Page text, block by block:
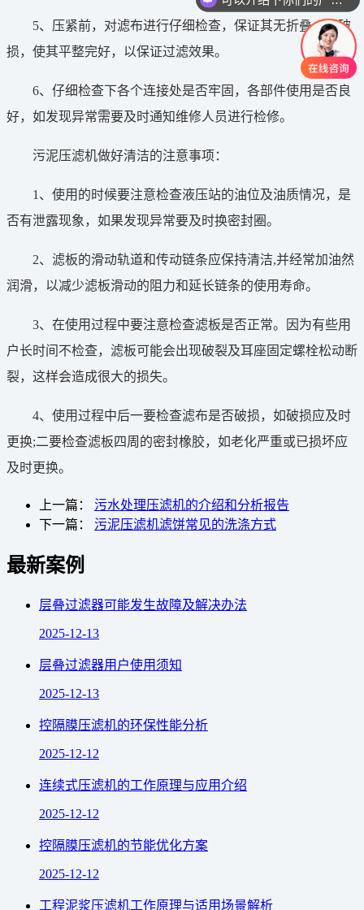
5、压紧前，对滤布进行仔细检查，保证其无折叠、无破
损，使其平整完好，以保证过滤效果。
6、仔细检查下各个连接处是否牢固，各部件使用是否良
好，如发现异常需要及时通知维修人员进行检修。
污泥压滤机做好清洁的注意事项：
1、使用的时候要注意检查液压站的油位及油质情况，是
否有泄露现象，如果发现异常要及时换密封圈。
2、滤板的滑动轨道和传动链条应保持清洁,并经常加油然
润滑，以减少滤板滑动的阻力和延长链条的使用寿命。
3、在使用过程中要注意检查滤板是否正常。因为有些用
户长时间不检查，滤板可能会出现破裂及耳座固定螺栓松动断
裂，这样会造成很大的损失。
4、使用过程中后一要检查滤布是否破损，如破损应及时
更换;二要检查滤板四周的密封橡胶，如老化严重或已损坏应
及时更换。
上一篇： 污水处理压滤机的介绍和分析报告
下一篇： 污泥压滤机滤饼常见的洗涤方式
最新案例
层叠过滤器可能发生故障及解决办法
2025-12-13
层叠过滤器用户使用须知
2025-12-13
控隔膜压滤机的环保性能分析
2025-12-12
连续式压滤机的工作原理与应用介绍
2025-12-12
控隔膜压滤机的节能优化方案
2025-12-12
工程泥浆压滤机工作原理与适用场景解析